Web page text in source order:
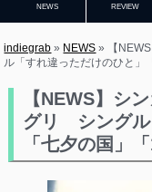
NEWS REVIEW
indiegrab » NEWS »
【
ル「すれ違っただけのひと」
【NEWS】シ
グリ シングル
「七夕の国」